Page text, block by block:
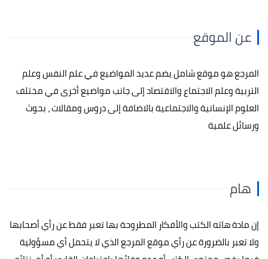
عن الموقع
المرجع هو موقع شامل يضم عديد المواضيع في علم النفس وعلم
التربية وعلم الاجتماع والاقتصاد إلى جانب مواضيع أخرى في مختلف
العلوم الإنسانية والاجتماعية بالاضافة إلى دروس ومقالات ، بحوث
ورسائل علمية
هام
إن مادة هاته الكتب والأفكار المطروحة بها تعبر فقط عن رأي أصحابها
ولا تعبر بالضرورة عن رأي موقع المرجع الذي لا يتحمل أي مسؤولية